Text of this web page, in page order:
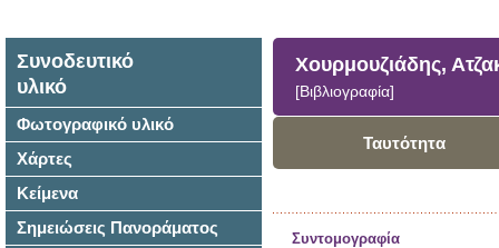
Συνοδευτικό
υλικό
Φωτογραφικό υλικό
Χάρτες
Κείμενα
Σημειώσεις Πανοράματος
Χουρμουζιάδης,
[Βιβλιογραφία]
Ταυτότητα
Συντομογραφία